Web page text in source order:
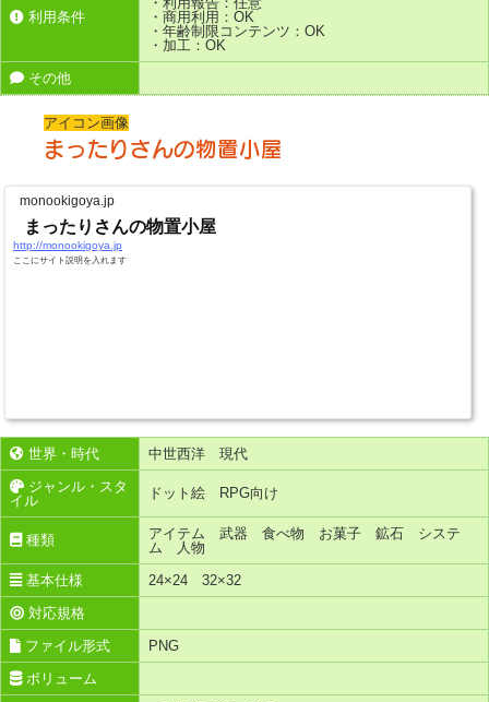
利用条件
・商用利用：OK
・年齢制限コンテンツ：OK
・加工：OK
その他
アイコン画像
まったりさんの物置小屋
monookigoya.jp
まったりさんの物置小屋
http://monookigoya.jp
ここにサイト説明を入れます
世界・時代
中世西洋 現代
ジャンル・スタ
イル
ドット絵 RPG向け
種類
アイテム 武器 食べ物 お菓子 鉱石 システ
ム 人物
基本仕様
24×24 32×32
対応規格
ファイル形式
PNG
ボリューム